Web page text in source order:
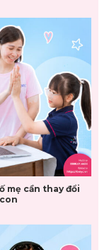
mẹ cần thay đổi